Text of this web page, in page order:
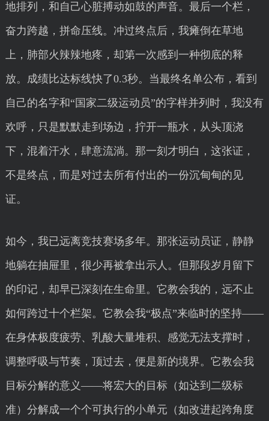
地排列，和自己心脏搏动如鼓的声音。最后一个栏，
奋力跨越，拼命压线。冲过终点后，我瘫倒在草地
上，肺部火辣辣地疼，却第一次感到一种彻底的释
放。成绩比达标线快了0.3秒。当最终名单公布，看到
自己的名字和“国家二级运动员”的字样并列时，我没有
欢呼，只是默默走到场边，拧开一瓶水，从头顶浇
下，混着汗水，肆意流淌。那一刻才明白，这张证，
不是终点，而是对过去所有付出的一份沉甸甸的见
证。
如今，我已远离竞技赛场多年。那张运动员证，静静
地躺在抽屉里，很少再被拿出示人。但那段岁月留下
的印记，却早已深刻在生命里。它教会我的，远不止
如何跨过十个栏架。它教会我“极点”来临时的坚持——
在身体极度疲劳、乳酸大量堆积、感觉无法支撑时，
调整呼吸与节奏，顶过去，便是新的境界。它教会我
目标分解的意义——将宏大的目标（如达到二级标
准）分解成一个个可执行的小单元（如改进起跨角度